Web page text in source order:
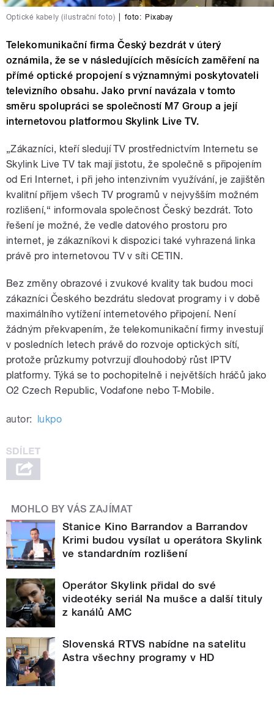
Optické kabely (ilustrační foto) foto: Pixabay
Telekomunikační firma Český bezdrát v úterý
oznámila, že se v následujících měsících zaměření na
přímé optické propojení s významnými poskytovateli
televizního obsahu. Jako první navázala v tomto
směru spolupráci se společností M7 Group a její
internetovou platformou Skylink Live TV.
„Zákazníci, kteří sledují TV prostřednictvím Internetu se
Skylink Live TV tak mají jistotu, že společně s připojením
od Eri Internet, i při jeho intenzivním využívání, je zajištěn
kvalitní příjem všech TV programů v nejvyšším možném
rozlišení,“ informovala společnost Český bezdrát. Toto
řešení je možné, že vedle datového prostoru pro
internet, je zákazníkovi k dispozici také vyhrazená linka
právě pro internetovou TV v síti CETIN.
Bez změny obrazové i zvukové kvality tak budou moci
zákazníci Českého bezdrátu sledovat programy i v době
maximálního vytížení internetového připojení. Není
žádným překvapením, že telekomunikační firmy investují
v posledních letech právě do rozvoje optických sítí,
protože průzkumy potvrzují dlouhodobý růst IPTV
platformy. Týká se to pochopitelně i největších hráčů jako
O2 Czech Republic, Vodafone nebo T-Mobile.
autor: lukpo
MOHLO BY VÁS ZAJÍMAT
Stanice Kino Barrandov a Barrandov
Krimi budou vysílat u operátora Skylink
ve standardním rozlišení
Operátor Skylink přidal do své
videotéky seriál Na mušce a další tituly
z kanálů AMC
Slovenská RTVS nabídne na satelitu
Astra všechny programy v HD